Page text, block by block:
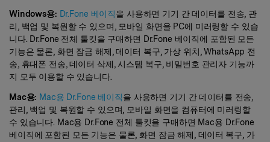
Windows용: Dr.Fone 베이직을 사용하면 기기 간 데이터를 전송, 관
리, 백업 및 복원할 수 있으며, 모바일 화면을 PC에 미러링할 수 있습
니다. Dr.Fone 전체 툴킷을 구매하면 Dr.Fone 베이직에 포함된 모든
기능은 물론, 화면 잠금 해제, 데이터 복구, 가상 위치, WhatsApp 전
송, 휴대폰 전송, 데이터 삭제, 시스템 복구, 비밀번호 관리자 기능까
지 모두 이용할 수 있습니다.
Mac용: Mac용 Dr.Fone 베이직을 사용하면 기기 간 데이터를 전송,
관리, 백업 및 복원할 수 있으며, 모바일 화면을 컴퓨터에 미러링할
수 있습니다. Mac용 Dr.Fone 전체 툴킷을 구매하면 Mac용 Dr.Fone
베이직에 포함된 모든 기능은 물론, 화면 잠금 해제, 데이터 복구, 가